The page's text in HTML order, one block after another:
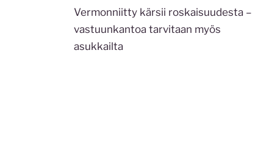
Vermonniitty kärsii roskaisuudesta –
vastuunkantoa tarvitaan myös
asukkailta